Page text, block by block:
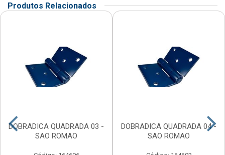
Produtos Relacionados
DOBRADICA QUADRADA 03 -
SAO ROMAO
DOBRADICA QUADRADA 04 -
SAO ROMAO